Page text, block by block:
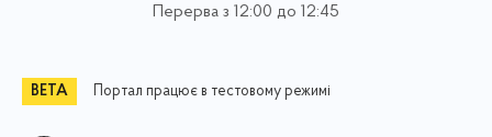
Перерва з 12:00 до 12:45
Портал працює в тестовому режимі